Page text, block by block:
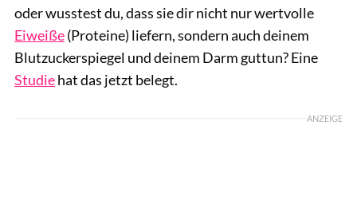
oder wusstest du, dass sie dir nicht nur wertvolle
Eiweiße(Proteine) liefern, sondern auch deinem
Blutzuckerspiegel und deinem Darm guttun? Eine
Studiehat das jetzt belegt.
ANZEIGE